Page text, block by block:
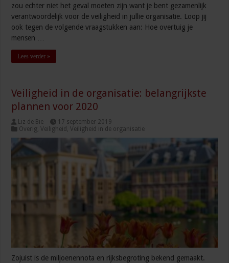
zou echter niet het geval moeten zijn want je bent gezamenlijk
verantwoordelijk voor de veiligheid in jullie organisatie. Loop jij
ook tegen de volgende vraagstukken aan: Hoe overtuig je
mensen …
Lees verder »
Veiligheid in de organisatie: belangrijkste
plannen voor 2020
Liz de Bie
17 september 2019
Overig,Veiligheid ,Veiligheid in de organisatie
Zojuist is de miljoenennota en rijksbegroting bekend gemaakt.